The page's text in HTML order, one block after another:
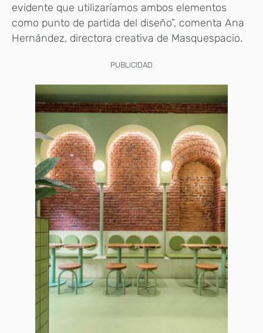
evidente que utilizaríamos ambos elementos
como punto de partida del diseño”, comenta Ana
Hernández, directora creativa de Masquespacio.
PUBLICIDAD